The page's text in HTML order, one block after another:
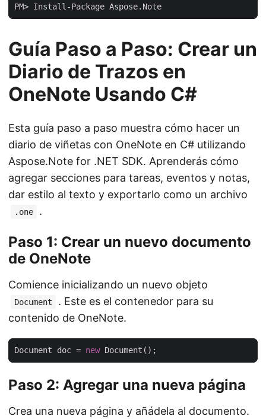
Guía Paso a Paso: Crear un
Diario de Trazos en
OneNote Usando C#
Esta guía paso a paso muestra cómo hacer un
diario de viñetas con OneNote en C# utilizando
Aspose.Note for .NET SDK. Aprenderás cómo
agregar secciones para tareas, eventos y notas,
dar estilo al texto y exportarlo como un archivo
.one .
Paso 1: Crear un nuevo documento
de OneNote
Comience inicializando un nuevo objeto
Document
. Este es el contenedor para su
contenido de OneNote.
Document doc = new
Paso 2: Agregar una nueva página
Crea una nueva página y añádela al documento.